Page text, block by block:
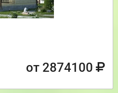
от 2874100